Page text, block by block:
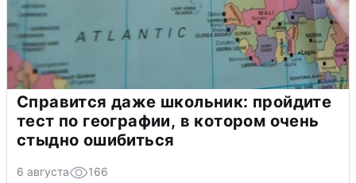
Справится даже школьник: пройдите
тест по географии, в котором очень
стыдно ошибиться
6 августа 166